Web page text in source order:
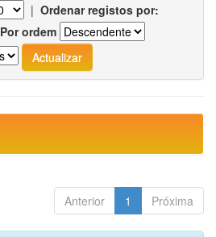
| Ordenar registos por:
Por ordem
Anterior 1 Próxima